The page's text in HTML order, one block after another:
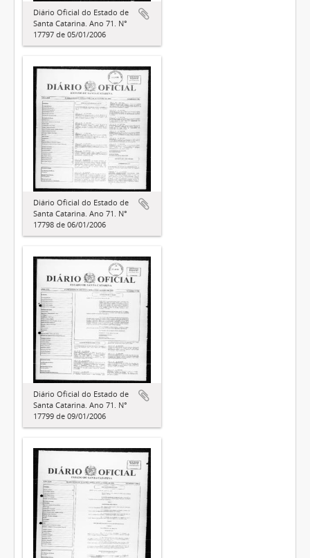
Diário Oficial do Estado de
Santa Catarina. Ano 71. N°
17797 de 05/01/2006
Diário Oficial do Estado de
Santa Catarina. Ano 71. N°
17798 de 06/01/2006
Diário Oficial do Estado de
Santa Catarina. Ano 71. N°
17799 de 09/01/2006